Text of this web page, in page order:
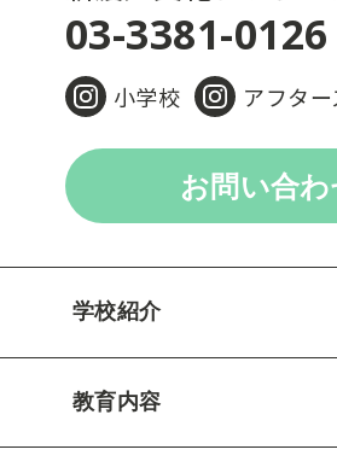
03-3381-0126
小学校 アフタ
お問い合わ
学校紹介
教育内容